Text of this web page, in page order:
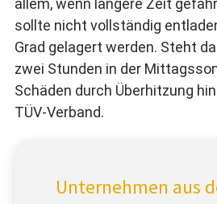
allem, wenn längere Zeit
sollte nicht vollständig
Grad gelagert werden. Steht
zwei Stunden in der
Schäden durch Überhitzung
TÜV-Verband.
Unternehmen aus